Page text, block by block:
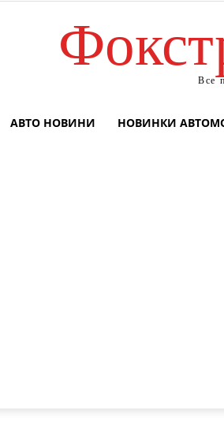
Все
АВТО НОВИНИ НОВИНКИ